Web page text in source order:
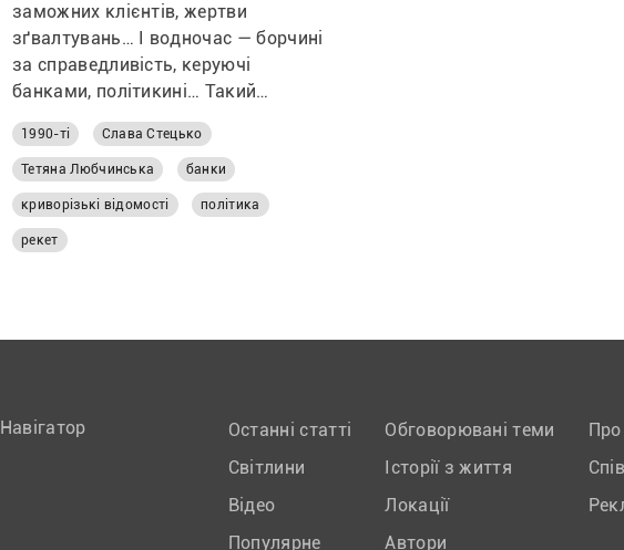
заможних клієнтів, жертви
зґвалтувань… І водночас — борчині
за справедливість, керуючі
банками, політикині… Такий
основний перелік жіночих ролей
переважно зустрічаємо на
сторінках газети “Криворожские
ведомости” на початку 1990-х.
1990-ті Слава Стецько
Тетяна Любчинська банки
криворізькі відомості політика
рекет
Навігатор
Останні статті
Світлини
Відео
Популярне
Обговорювані теми
Історії з життя
Локації
Автори
Про